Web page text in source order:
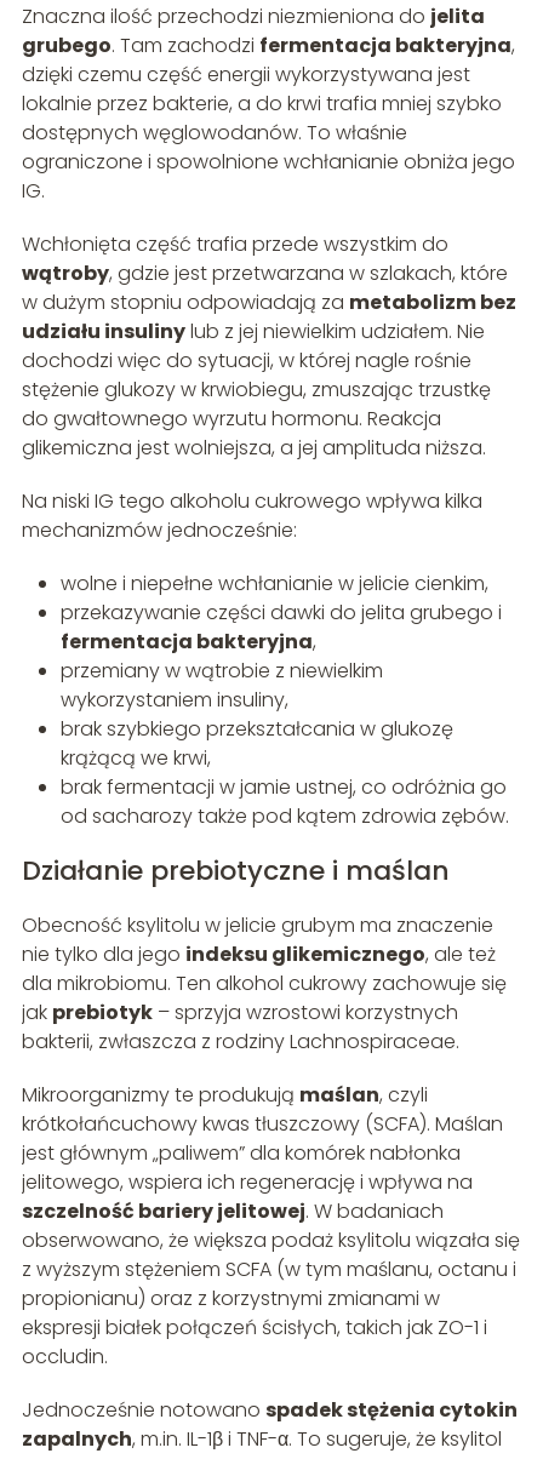
Znaczna ilość przechodzi niezmieniona do jelita
grubego. Tam zachodzi fermentacja bakteryjna,
dzięki czemu część energii wykorzystywana jest
lokalnie przez bakterie, a do krwi trafia mniej szybko
dostępnych węglowodanów. To właśnie
ograniczone i spowolnione wchłanianie obniża jego
IG.
Wchłonięta część trafia przede wszystkim do
wątroby, gdzie jest przetwarzana w szlakach, które
w dużym stopniu odpowiadają za metabolizm bez
udziału insulinylub z jej niewielkim udziałem. Nie
dochodzi więc do sytuacji, w której nagle rośnie
stężenie glukozy w krwiobiegu, zmuszając trzustkę
do gwałtownego wyrzutu hormonu. Reakcja
glikemiczna jest wolniejsza, a jej amplituda niższa.
Na niski IG tego alkoholu cukrowego wpływa kilka
mechanizmów jednocześnie:
wolne i niepełne wchłanianie w jelicie cienkim,
przekazywanie części dawki do jelita grubego i
fermentacja bakteryjna,
przemiany w wątrobie z niewielkim
wykorzystaniem insuliny,
brak szybkiego przekształcania w glukozę
krążącą we krwi,
brak fermentacji w jamie ustnej, co odróżnia go
od sacharozy także pod kątem zdrowia zębów.
Działanie prebiotyczne i maślan
Obecność ksylitolu w jelicie grubym ma znaczenie
nie tylko dla jego indeksu glikemicznego, ale też
dla mikrobiomu. Ten alkohol cukrowy zachowuje się
jak prebiotyk– sprzyja wzrostowi korzystnych
bakterii, zwłaszcza z rodziny Lachnospiraceae.
Mikroorganizmy te produkują maślan, czyli
krótkołańcuchowy kwas tłuszczowy (SCFA). Maślan
jest głównym „paliwem” dla komórek nabłonka
jelitowego, wspiera ich regenerację i wpływa na
szczelność bariery jelitowej. W badaniach
obserwowano, że większa podaż ksylitolu wiązała się
z wyższym stężeniem SCFA (w tym maślanu, octanu i
propionianu) oraz z korzystnymi zmianami w
ekspresji białek połączeń ścisłych, takich jak ZO-1 i
occludin.
Jednocześnie notowano spadek stężenia cytokin
zapalnych, m.in. IL-1β i TNF-α. To sugeruje, że ksylitol